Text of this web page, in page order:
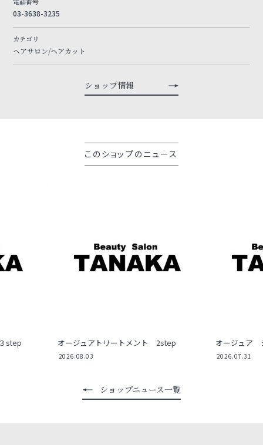
03-3638-3235
カテゴリ
ヘアサロン/ヘアカット
ショップ情報
このショップのニュース
step オージュアトリートメント 2step
2026.08.03
オージュア
2026.07.31
ショップニュース一覧